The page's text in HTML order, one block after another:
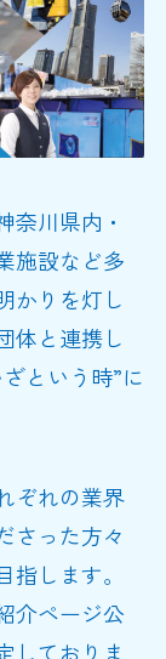
奈川県内・
施設など多
かりを灯し
体と連携し
という時”に
ぞれの業界
さった方々
します。
介ページ公
しておりま